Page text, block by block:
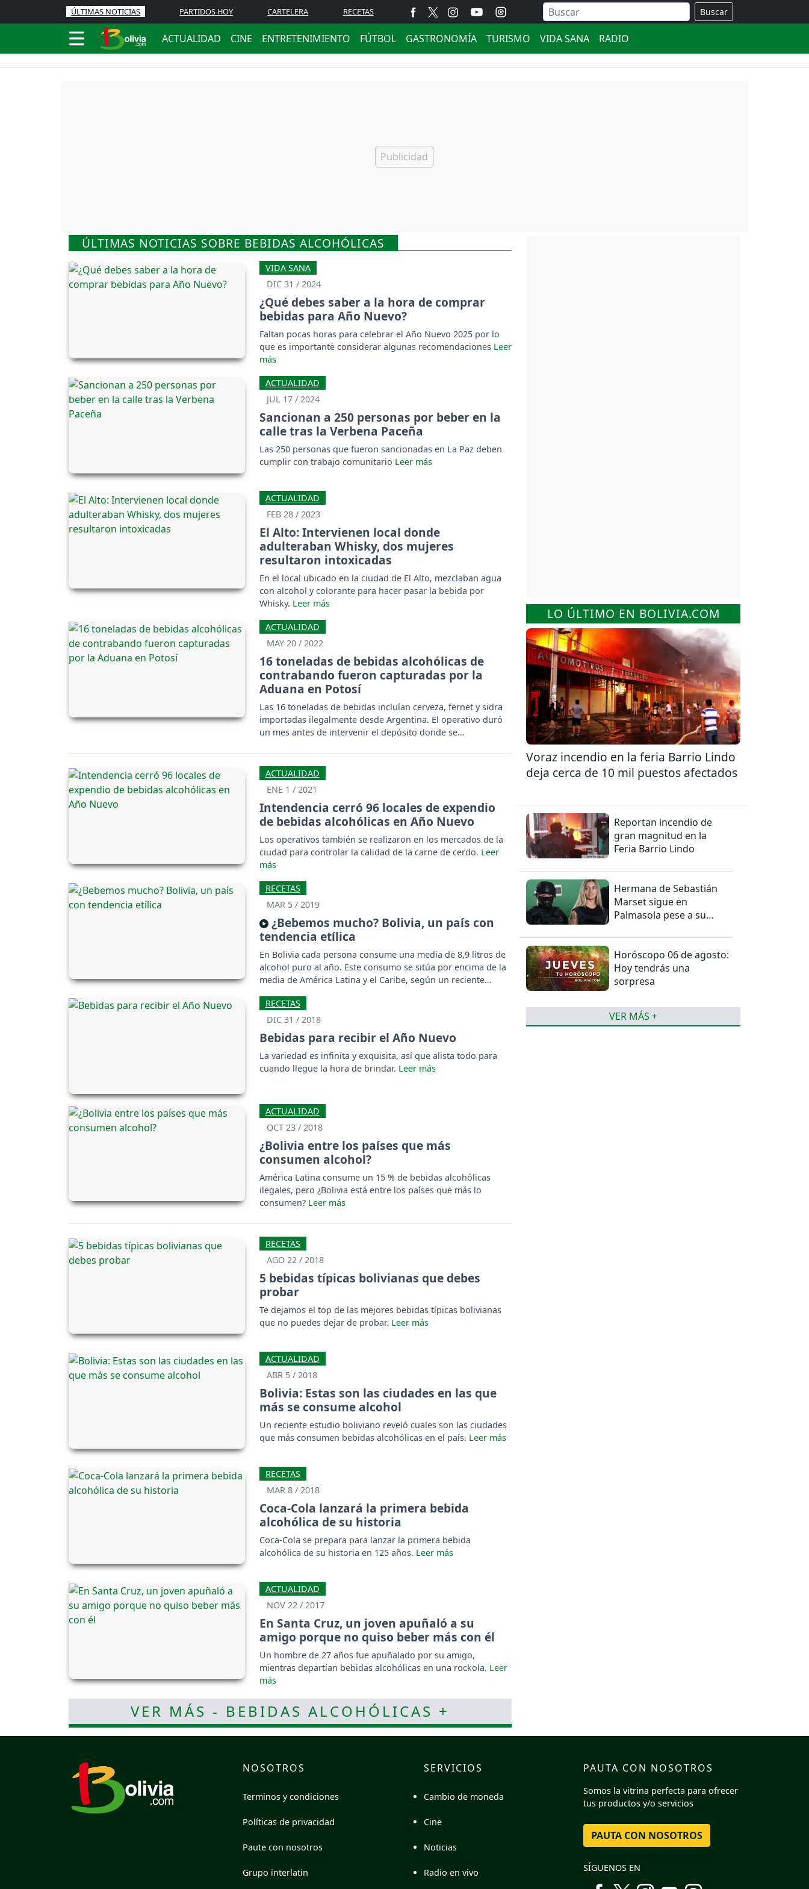
ÚLTIMAS NOTICIAS PARTIDOS HOY CARTELERA RECETAS Buscar
ACTUALIDAD CINE ENTRETENIMIENTO FÚTBOL GASTRONOMÍA TURISMO VIDA SANA RADIO
ÚLTIMAS NOTICIAS SOBRE BEBIDAS ALCOHÓLICAS
VIDA SANA
DIC 31 / 2024
¿Qué debes saber a la hora de comprar
bebidas para Año Nuevo?
Faltan pocas horas para celebrar el Año Nuevo 2025 por lo
que es importante considerar algunas recomendaciones
ACTUALIDAD
JUL 17 / 2024
Sancionan a 250 personas por beber en la
calle tras la Verbena Paceña
Las 250 personas que fueron sancionadas en La Paz deben
cumplir con trabajo comunitario
ACTUALIDAD
FEB 28 / 2023
El Alto: Intervienen local donde
adulteraban Whisky, dos mujeres
resultaron intoxicadas
En el local ubicado en la ciudad de El Alto, mezclaban agua
con alcohol y colorante para hacer pasar la bebida por
Whisky.
ACTUALIDAD
MAY 20 / 2022
16 toneladas de bebidas alcohólicas de
contrabando fueron capturadas por la
Aduana en Potosí
Las 16 toneladas de bebidas incluían cerveza, fernet y sidra
importadas ilegalmente desde Argentina. El operativo duró
un mes antes de intervenir el depósito donde se
ACTUALIDAD
ENE 1 / 2021
Intendencia cerró 96 locales de expendio
de bebidas alcohólicas en Año Nuevo
Los operativos también se realizaron en los mercados de la
ciudad para controlar la calidad de la carne de cerdo.
RECETAS
MAR 5 / 2019
¿Bebemos mucho? Bolivia, un país con
tendencia etílica
En Bolivia cada persona consume una media de 8,9 litros de
alcohol puro al año. Este consumo se sitúa por encima de la
media de América Latina y el Caribe, según un reciente
RECETAS
DIC 31 / 2018
Bebidas para recibir el Año Nuevo
La variedad es infinita y exquisita, así que alista todo para
cuando llegue la hora de brindar.
ACTUALIDAD
OCT 23 / 2018
¿Bolivia entre los países que más
consumen alcohol?
América Latina consume un 15 % de bebidas alcohólicas
ilegales, pero ¿Bolivia está entre los países que más lo
consumen?
RECETAS
AGO 22 / 2018
5 bebidas típicas bolivianas que debes
probar
Te dejamos el top de las mejores bebidas típicas bolivianas
que no puedes dejar de probar.
ACTUALIDAD
ABR 5 / 2018
Bolivia: Estas son las ciudades en las que
más se consume alcohol
Un reciente estudio boliviano reveló cuales son las ciudades
que más consumen bebidas alcohólicas en el país.
RECETAS
MAR 8 / 2018
Coca-Cola lanzará la primera bebida
alcohólica de su historia
Coca-Cola se prepara para lanzar la primera bebida
alcohólica de su historia en 125 años.
ACTUALIDAD
NOV 22 / 2017
En Santa Cruz, un joven apuñaló a su
amigo porque no quiso beber más con él
Un hombre de 27 años fue apuñalado por su amigo,
mientras departían bebidas alcohólicas en una rockola.
VER MÁS - BEBIDAS ALCOHÓLICAS +
LO ÚLTIMO EN BOLIVIA.COM
Voraz incendio en la feria Barrio Lindo
deja cerca de 10 mil puestos afectados
Reportan incendio de
gran magnitud en la
Feria Barrio Lindo
Hermana de Sebastián
Marset sigue en
Palmasola pese a su
Horóscopo 06 de agosto:
Hoy tendrás una
sorpresa
VER MÁS +
NOSOTROS
Terminos y condiciones
Políticas de privacidad
Paute con nosotros
Grupo interlatin
SERVICIOS
Cambio de moneda
Cine
Noticias
Radio en vivo
PAUTA CON NOSOTROS
Somos la vitrina perfecta para ofrecer
tus productos y/o servicios
PAUTA CON NOSOTROS
SÍGUENOS EN